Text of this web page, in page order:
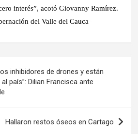
interés”, acotó Giovanny Ramírez.
del Valle del Cauca
inhibidores de drones y están
país”: Dilian Francisca ante
Hallaron restos óseos en Cartago